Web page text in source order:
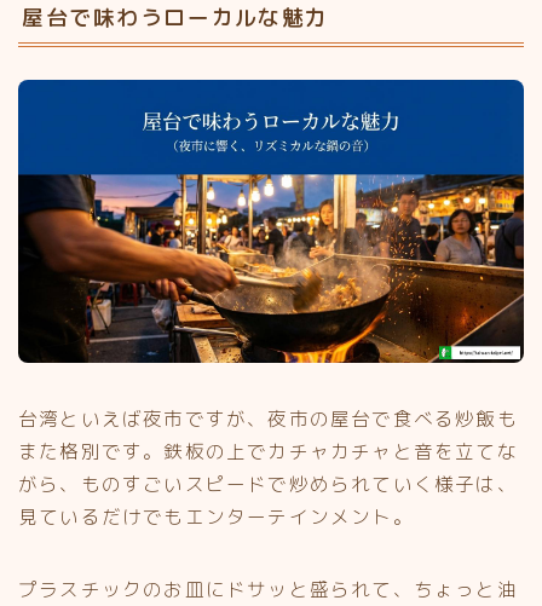
屋台で味わうローカルな魅力
台湾といえば夜市ですが、夜市の屋台で食べる炒飯も
また格別です。鉄板の上でカチャカチャと音を立てな
がら、ものすごいスピードで炒められていく様子は、
見ているだけでもエンターテインメント。
プラスチックのお皿にドサッと盛られて、ちょっと油